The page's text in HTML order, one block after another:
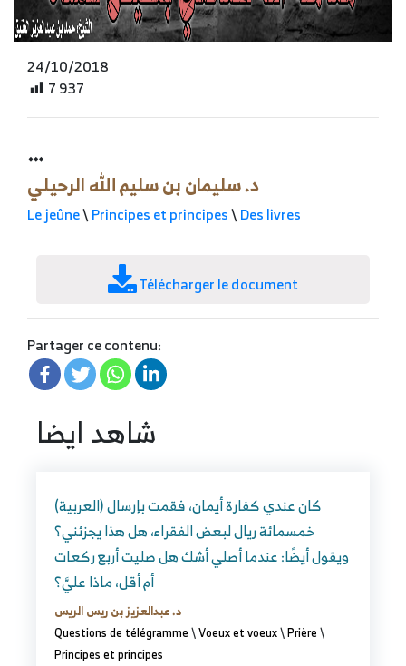
24/10/2018
7 937
…
د. سليمان بن سليم الله الرحيلي
Le jeûne\Principes et principes\Des livres
Télécharger le document
Partager ce contenu:
شاهد ايضا
(العربية) كان عندي كفارة أيمان، فقمت بإرسال
خمسمائة ريال لبعض الفقراء، هل هذا يجزئني؟
ويقول أيضًا: عندما أصلي أشك هل صليت أربع ركعات
أم أقل، ماذا عليَّ؟
د. عبدالعزيز بن ريس الريس
Questions de télégramme\Voeux et voeux\Prière\
Principes et principes